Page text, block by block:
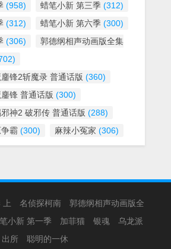
(958) 蜡笔小新 第三季 (312)
(312) 蜡笔小新 第六季 (300)
(306)
郭德纲相声动画版全集
锋2斩魔录 普通话版 (360)
锋 普通话版 (300)
神2 破邪传 普通话版 (288)
霸 (300) 麻辣小冤家 (306)
上 名侦探柯南
郭德纲相声动画版全
小新 第一季 加菲猫 银魂
乌龙派
出所
聪明的一休